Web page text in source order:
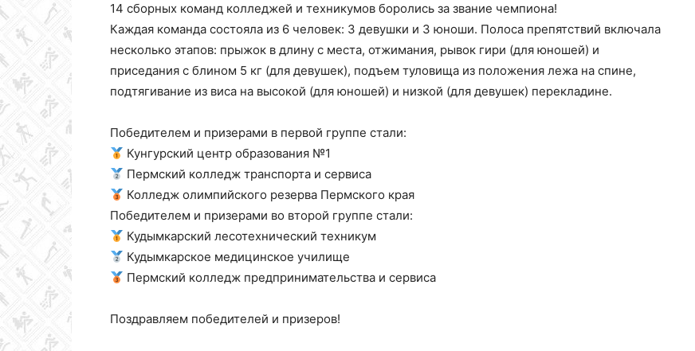
14 сборных команд колледжей и техникумов боролись за звание чемпиона!
Каждая команда состояла из 6 человек: 3 девушки и 3 юноши. Полоса препятствий включала
несколько этапов: прыжок в длину с места, отжимания, рывок гири (для юношей) и
приседания с блином 5 кг (для девушек), подъем туловища из положения лежа на спине,
подтягивание из виса на высокой (для юношей) и низкой (для девушек) перекладине.
Победителем и призерами в первой группе стали:
Кунгурский центр образования №1
Пермский колледж транспорта и сервиса
Колледж олимпийского резерва Пермского края
Победителем и призерами во второй группе стали:
Кудымкарский лесотехнический техникум
Кудымкарское медицинское училище
Пермский колледж предпринимательства и сервиса
Поздравляем победителей и призеров!